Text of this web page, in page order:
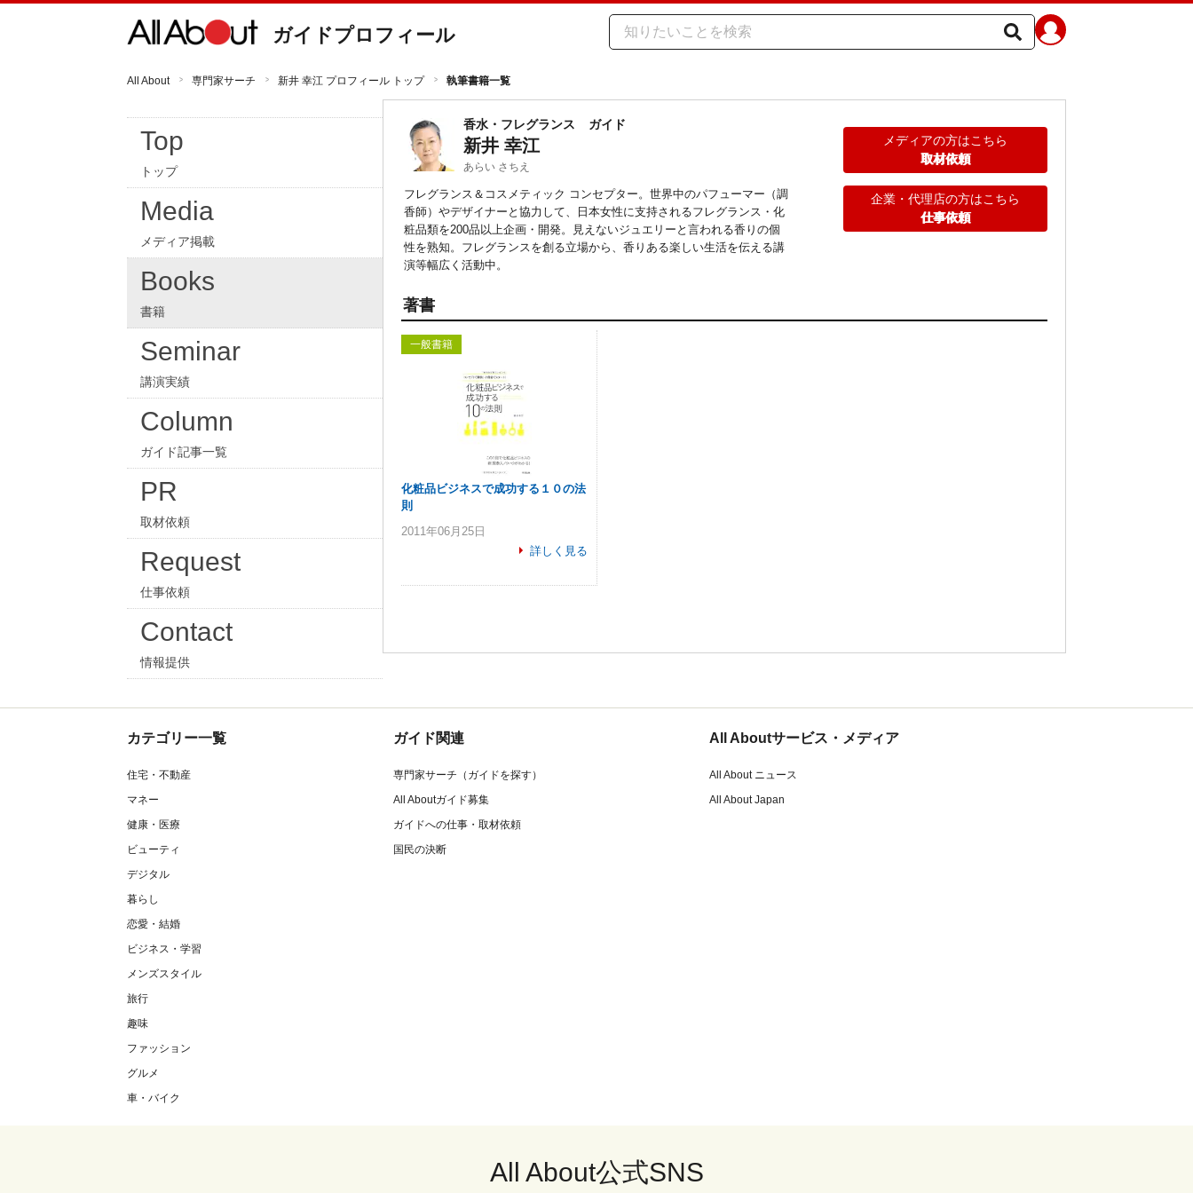
ガイドプロフィール
All About 専門家サーチ 新井 幸江 プロフィール トップ 執筆書籍一覧
Top
トップ
Media
メディア掲載
Books
書籍
Seminar
講演実績
Column
ガイド記事一覧
PR
取材依頼
Request
仕事依頼
Contact
情報提供
香水・フレグランス ガイド
新井 幸江
あらい さちえ
フレグランス＆コスメティック コンセプター。世界中のパフューマー（調
香師）やデザイナーと協力して、日本女性に支持されるフレグランス・化
粧品類を200品以上企画・開発。見えないジュエリーと言われる香りの個
性を熟知。フレグランスを創る立場から、香りある楽しい生活を伝える講
演等幅広く活動中。
メディアの方はこちら
取材依頼
企業・代理店の方はこちら
仕事依頼
著書
一般書籍
化粧品ビジネスで成功する１０の法
則
2011年06月25日
詳しく見る
カテゴリー一覧
住宅・不動産
マネー
健康・医療
ビューティ
デジタル
暮らし
恋愛・結婚
ビジネス・学習
メンズスタイル
旅行
趣味
ファッション
グルメ
車・バイク
ガイド関連
専門家サーチ（ガイドを探す）
All Aboutガイド募集
ガイドへの仕事・取材依頼
国民の決断
All Aboutサービス・メディア
All About ニュース
All About Japan
All About公式SNS